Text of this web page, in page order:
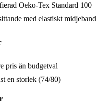
Oeko-Tex Standard 100
med elastiskt midjeband
pris än budgetval
en storlek (74/80)